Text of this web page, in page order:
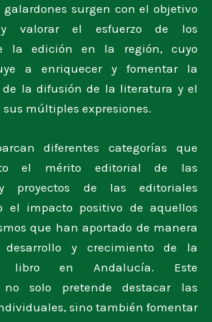
galardones surgen con el objetivo
valorar el esfuerzo de los
la edición en la región, cuyo
a enriquecer y fomentar la
la difusión de la literatura y el
múltiples expresiones.
diferentes categorías que
el mérito editorial de las
proyectos de las editoriales
el impacto positivo de aquellos
que han aportado de manera
y crecimiento de la
libro en Andalucía. Este
no solo pretende destacar las
sino también fomentar